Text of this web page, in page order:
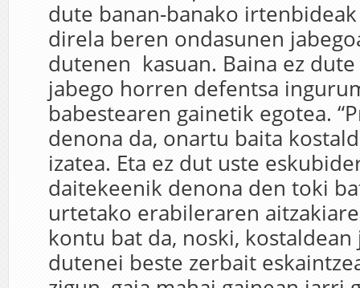
dute banan-banako
direla beren ondasunen
dutenen kasuan. Baina ez
jabego horren defentsa
babestearen gainetik egotea.
denona da, onartu baita
izatea. Eta ez dut uste
daitekeenik denona den toki
urtetako erabileraren
kontu bat da, noski, kostaldean
dutenei beste zerbait